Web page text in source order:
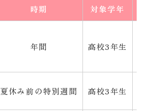
時期 対象学年
年間
高校3年生
夏休み前の特別週間 高校3年生